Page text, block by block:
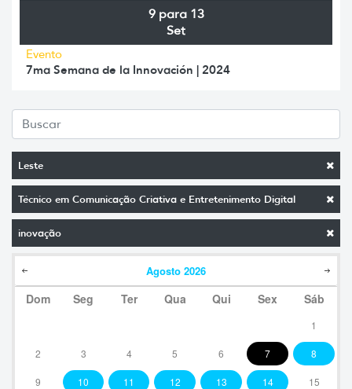
Leste
Técnico em Comunicação Criativa e Entretenimento Digital
inovação
Agosto 2026
Dom Seg Ter Qua Qui Sex Sáb
1
2 3 4 5 6 7 8
9 10 11 12 13 14 15
9 para 13
Set
Evento
7ma Semana de la Innovación | 2024